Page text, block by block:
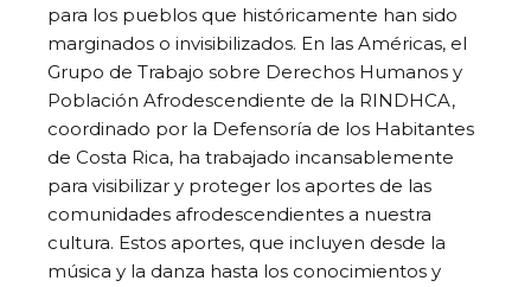
para los pueblos que históricamente han sido
marginados o invisibilizados. En las Américas, el
Grupo de Trabajo sobre Derechos Humanos y
Población Afrodescendiente de la RINDHCA,
coordinado por la Defensoría de los Habitantes
de Costa Rica, ha trabajado incansablemente
para visibilizar y proteger los aportes de las
comunidades afrodescendientes a nuestra
cultura. Estos aportes, que incluyen desde la
música y la danza hasta los conocimientos y